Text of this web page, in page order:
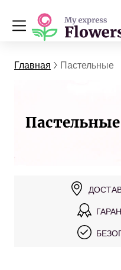
Главная Пастельные